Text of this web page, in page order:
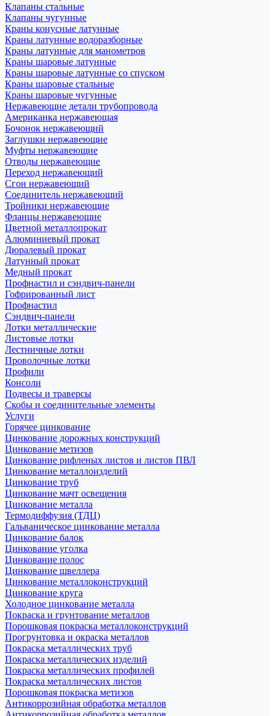
Клапаны стальные
Клапаны чугунные
Краны конусные латунные
Краны латунные водоразборные
Краны латунные для манометров
Краны шаровые латунные
Краны шаровые латунные со спуском
Краны шаровые стальные
Краны шаровые чугунные
Нержавеющие детали трубопровода
Американка нержавеющая
Бочонок нержавеющий
Заглушки нержавеющие
Муфты нержавеющие
Отводы нержавеющие
Переход нержавеющий
Сгон нержавеющий
Соединитель нержавеющий
Тройники нержавеющие
Фланцы нержавеющие
Цветной металлопрокат
Алюминиевый прокат
Дюралевый прокат
Латунный прокат
Медный прокат
Профнастил и сэндвич-панели
Гофрированный лист
Профнастил
Сэндвич-панели
Лотки металлические
Листовые лотки
Лестничные лотки
Проволочные лотки
Профили
Консоли
Подвесы и траверсы
Скобы и соединительные элементы
Услуги
Горячее цинкование
Цинкование дорожных конструкций
Цинкование метизов
Цинкование рифленых листов и листов ПВЛ
Цинкование металлоизделий
Цинкование труб
Цинкование мачт освещения
Цинкование металла
Термодиффузия (ТДЦ)
Гальваническое цинкование металла
Цинкование балок
Цинкование уголка
Цинкование полос
Цинкование швеллера
Цинкование металлоконструкций
Цинкование круга
Холодное цинкование металла
Покраска и грунтование металлов
Порошковая покраска металлоконструкций
Прогрунтовка и окраска металлов
Покраска металлических труб
Покраска металлических изделий
Покраска металлических профилей
Покраска металлических листов
Порошковая покраска метизов
Антикоррозийная обработка металлов